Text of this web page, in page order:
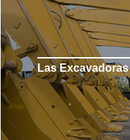
Las Excavadoras